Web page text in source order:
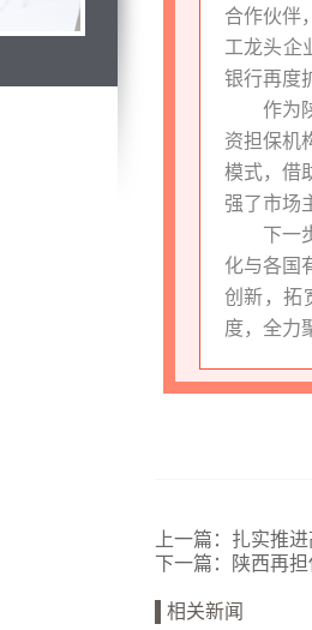
合作伙伴
工龙头企
银行再度
作为
资担保机
模式，借
强了市场
下一
化与各国
创新，拓
度，全力
上一篇： 扎实推
下一篇：
陕西再
相关新闻